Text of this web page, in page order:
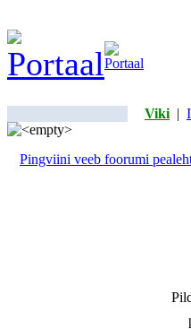
Viki |
Pingviini veeb foorumi